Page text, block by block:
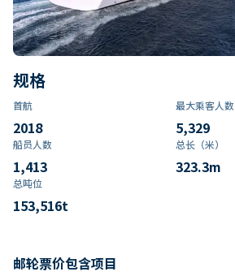
规格
首航
2018
最大乘客人数
5,329
船员人数
1,413
总长（米）
323.3m
总吨位
153,516t
邮轮票价包含项目